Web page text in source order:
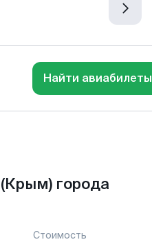
Найти авиабилеты
города
Стоимость